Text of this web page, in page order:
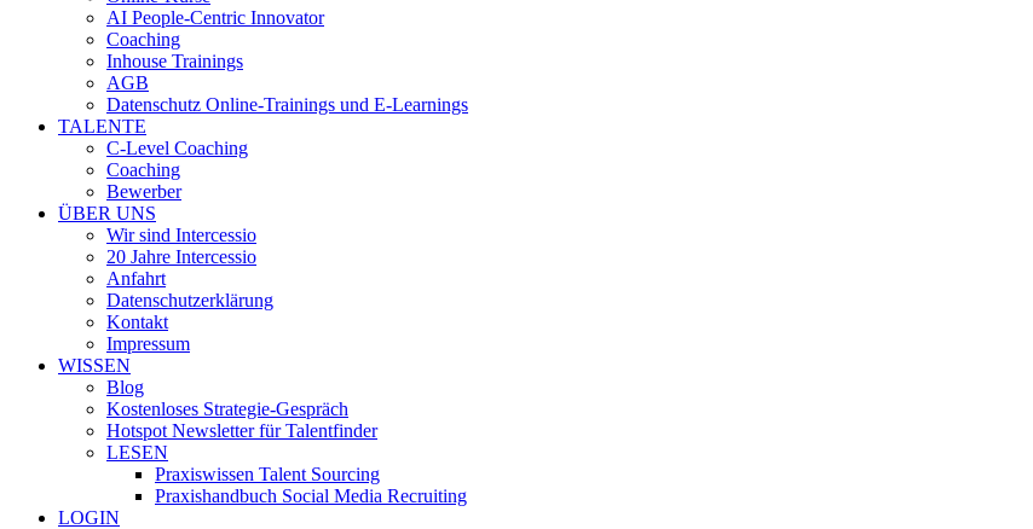
AI People-Centric Innovator
Coaching
Inhouse Trainings
AGB
Datenschutz Online-Trainings und E-Learnings
TALENTE
C-Level Coaching
Coaching
Bewerber
ÜBER UNS
Wir sind Intercessio
20 Jahre Intercessio
Anfahrt
Datenschutzerklärung
Kontakt
Impressum
WISSEN
Blog
Kostenloses Strategie-Gespräch
Hotspot Newsletter für Talentfinder
LESEN
Praxiswissen Talent Sourcing
Praxishandbuch Social Media Recruiting
LOGIN